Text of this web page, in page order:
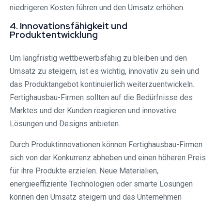
niedrigeren Kosten führen und den Umsatz erhöhen.
4. Innovationsfähigkeit und
Produktentwicklung
Um langfristig wettbewerbsfähig zu bleiben und den
Umsatz zu steigern, ist es wichtig, innovativ zu sein und
das Produktangebot kontinuierlich weiterzuentwickeln.
Fertighausbau-Firmen sollten auf die Bedürfnisse des
Marktes und der Kunden reagieren und innovative
Lösungen und Designs anbieten.
Durch Produktinnovationen können Fertighausbau-Firmen
sich von der Konkurrenz abheben und einen höheren Preis
für ihre Produkte erzielen. Neue Materialien,
energieeffiziente Technologien oder smarte Lösungen
können den Umsatz steigern und das Unternehmen